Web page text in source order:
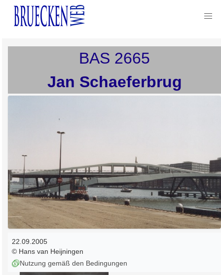
BAS 2665
Jan Schaeferbrug
22.09.2005
© Hans van Heijningen
Nutzung gemäß den Bedingungen